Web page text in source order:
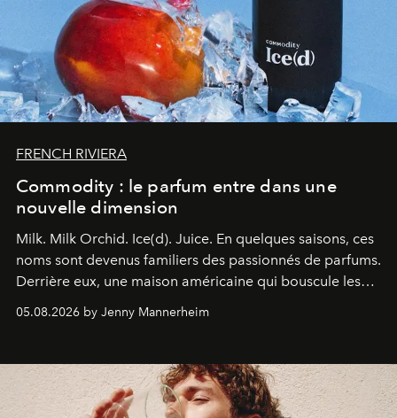
FRENCH RIVIERA
Commodity : le parfum entre dans une
nouvelle dimension
Milk. Milk Orchid. Ice(d). Juice. En quelques saisons, ces
noms sont devenus familiers des passionnés de parfums.
Derrière eux, une maison américaine qui bouscule les
codes de la parfumerie contemporaine en proposant
une approche aussi intuitive que personnelle :
05.08.2026 by Jenny Mannerheim